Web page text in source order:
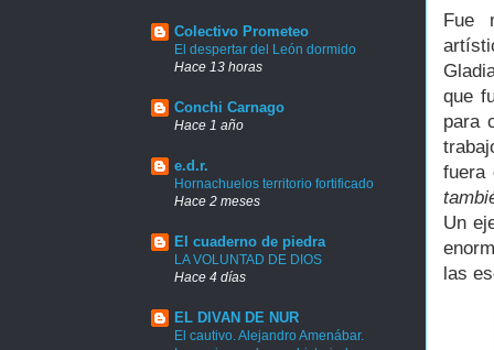
Fue
que
para
fuera
Un
las
Colectivo Prometeo
El despertar del León dormido
Hace 13 horas
Conchi Carnago
Hace 1 año
e.d.r.
Hornachuelos territorio fortificado
Hace 2 meses
El cuaderno de piedra
LA VOLUNTAD DE DIOS
Hace 4 días
EL DIVAN DE NUR
El cautivo. Alejandro Amenábar.